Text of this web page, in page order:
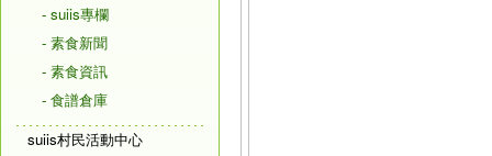
- suiis專欄
- 素食新聞
- 素食資訊
- 食譜倉庫
suiis村民活動中心